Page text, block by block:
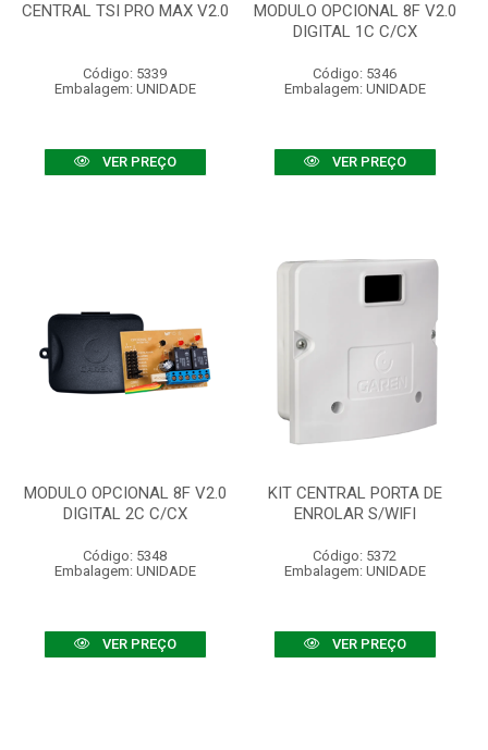
CENTRAL TSI PRO MAX V2.0
Código: 5339
Embalagem: UNIDADE
VER PREÇO
MODULO OPCIONAL 8F V2.0
DIGITAL 1C C/CX
Código: 5346
Embalagem: UNIDADE
VER PREÇO
MODULO OPCIONAL 8F V2.0
DIGITAL 2C C/CX
Código: 5348
Embalagem: UNIDADE
VER PREÇO
KIT CENTRAL PORTA DE
ENROLAR S/WIFI
Código: 5372
Embalagem: UNIDADE
VER PREÇO